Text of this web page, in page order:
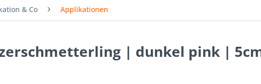
& Co Applikationen
| dunkel pink |